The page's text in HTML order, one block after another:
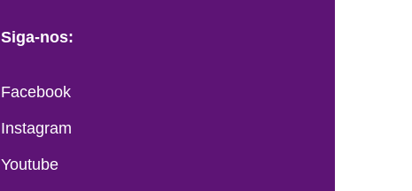
Siga-nos:
Facebook
Instagram
Youtube